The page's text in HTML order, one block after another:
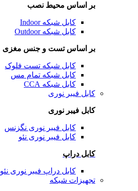
بر اساس محیط نصب
کابل شبکه Indoor
کابل شبکه Outdoor
بر اساس تست و جنس مغزی
کابل شبکه تست فلوک
کابل شبکه تمام مس
کابل شبکه CCA
کابل فیبر نوری
کابل فیبر نوری
کابل فیبر نوری نگزنس
کابل فیبر نوری نئو
کابل دراپ
کابل دراپ فیبر نوری نئو
تجهیزات شبکه